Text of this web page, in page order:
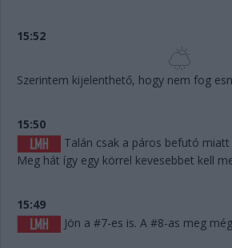
15:52
Szerintem kijelenthető, hogy nem fog
15:50
Talán csak a páros befutó miatt
Meg hát így egy körrel kevesebbet kell
15:49
Jön a #7-es is. A #8-as meg